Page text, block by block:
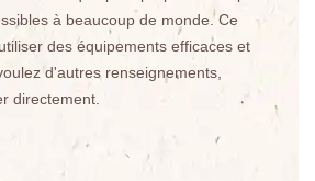
à beaucoup de monde. Ce
des équipements efficaces et
d'autres renseignements,
directement.